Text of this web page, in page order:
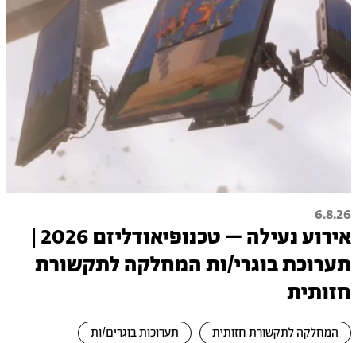
6.8.26
אירוע נעילה – טכנופיאודליזם 2026 |
תערוכת בוגרי/ות המחלקה לתקשורת
חזותית
המחלקה לתקשורת חזותית תערוכות בוגרים/ות